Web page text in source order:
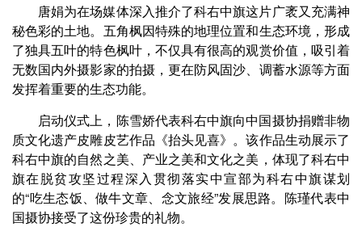
唐娟为在场媒体深入推介了科右中旗这片广袤又充满神
秘色彩的土地。五角枫因特殊的地理位置和生态环境，形成
了独具五叶的特色枫叶，不仅具有很高的观赏价值，吸引着
无数国内外摄影家的拍摄，更在防风固沙、调蓄水源等方面
发挥着重要的生态功能。
启动仪式上，陈雪娇代表科右中旗向中国摄协捐赠非物
质文化遗产皮雕皮艺作品《抬头见喜》。该作品生动展示了
科右中旗的自然之美、产业之美和文化之美，体现了科右中
旗在脱贫攻坚过程深入贯彻落实中宣部为科右中旗谋划
的“吃生态饭、做牛文章、念文旅经”发展思路。陈瑾代表中
国摄协接受了这份珍贵的礼物。